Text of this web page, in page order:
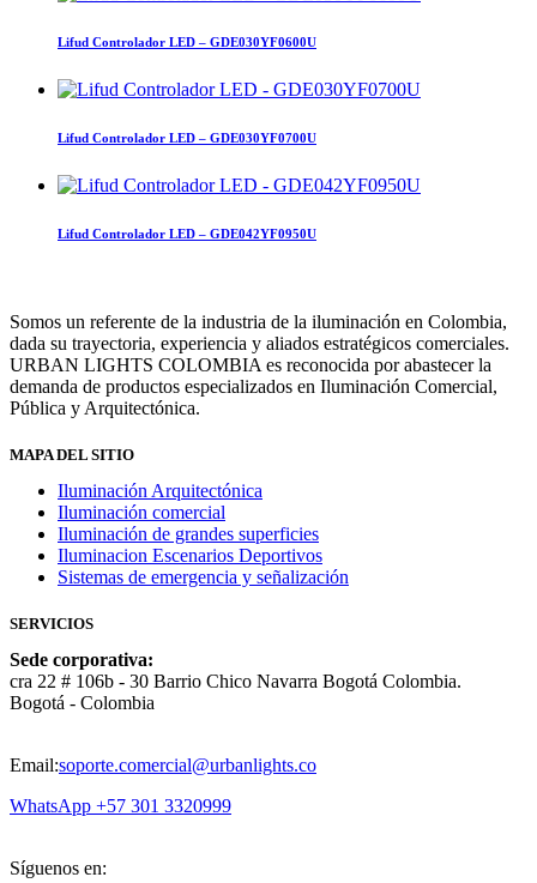
Lifud Controlador LED – GDE030YF0600U
Lifud Controlador LED – GDE030YF0700U
Lifud Controlador LED – GDE042YF0950U
Somos un referente de la industria de la iluminación en Colombia,
dada su trayectoria, experiencia y aliados estratégicos comerciales.
URBAN LIGHTS COLOMBIA es reconocida por abastecer la
demanda de productos especializados en Iluminación Comercial,
Pública y Arquitectónica.
MAPA DEL SITIO
Iluminación Arquitectónica
Iluminación comercial
Iluminación de grandes superficies
Iluminacion Escenarios Deportivos
Sistemas de emergencia y señalización
SERVICIOS
Sede corporativa:
cra 22 # 106b - 30 Barrio Chico Navarra Bogotá Colombia.
Bogotá - Colombia
Email:soporte.comercial@urbanlights.co
WhatsApp +57 301 3320999
Síguenos en: